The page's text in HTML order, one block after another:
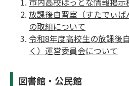
放課後自習室（すたでぃ
の取組について
令和8年度高校生の放課後
く）運営委員会について
図書館・公民館